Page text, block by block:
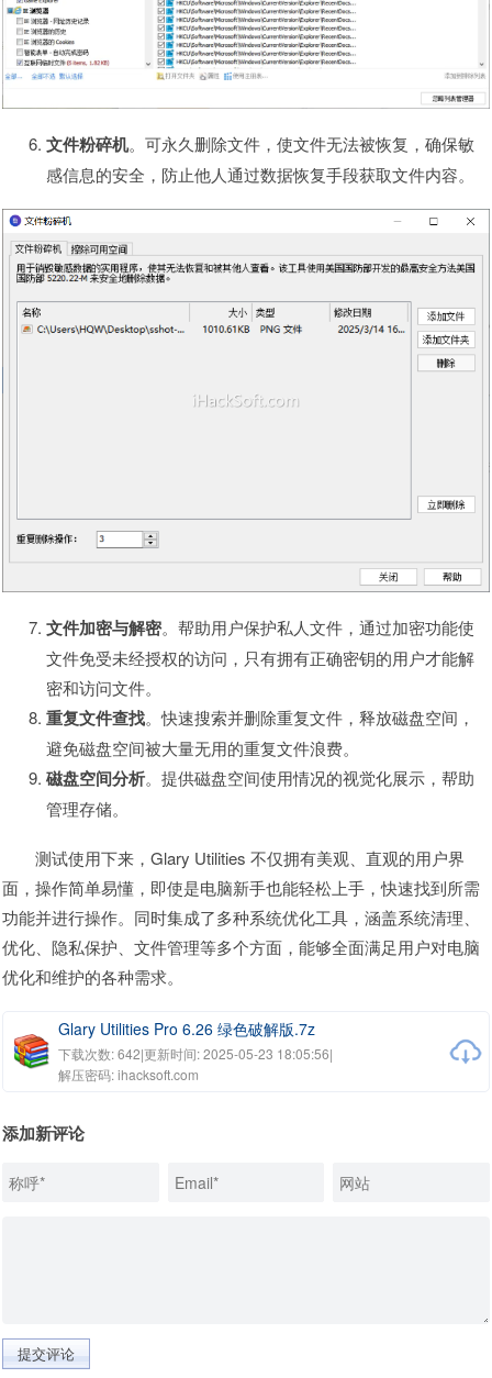
文件粉碎机。可永久删除文件，使文件无法被恢复，确保敏
感信息的安全，防止他人通过数据恢复手段获取文件内容。
文件加密与解密。帮助用户保护私人文件，通过加密功能使
文件免受未经授权的访问，只有拥有正确密钥的用户才能解
密和访问文件。
重复文件查找。快速搜索并删除重复文件，释放磁盘空间，
避免磁盘空间被大量无用的重复文件浪费。
磁盘空间分析。提供磁盘空间使用情况的视觉化展示，帮助
管理存储。
测试使用下来，Glary Utilities 不仅拥有美观、直观的用户界
面，操作简单易懂，即使是电脑新手也能轻松上手，快速找到所需
功能并进行操作。同时集成了多种系统优化工具，涵盖系统清理、
优化、隐私保护、文件管理等多个方面，能够全面满足用户对电脑
优化和维护的各种需求。
Glary Utilities Pro 6.26 绿色破解版.7z
下载次数: 642|更新时间: 2025-05-23 18:05:56|
解压密码: ihacksoft.com
添加新评论
提交评论